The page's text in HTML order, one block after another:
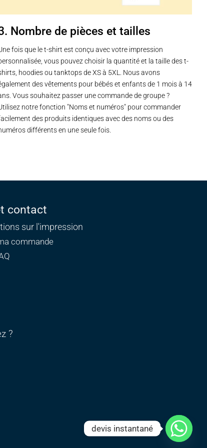
du
produit
Nombre de pièces et tailles
fois que le t-shirt est conçu avec votre impression
vous pouvez choisir la quantité et la taille des t-
hoodies ou tanktops de XS à 5XL. Nous avons
des vêtements pour bébés et enfants de 1 mois à 14
Vous souhaitez passer une commande de groupe ?
notre fonction "Noms et numéros" pour commander
des produits identiques avec des noms ou des
différents en une seule fois.
contact
sur l'impression
commande
?
devis instantané